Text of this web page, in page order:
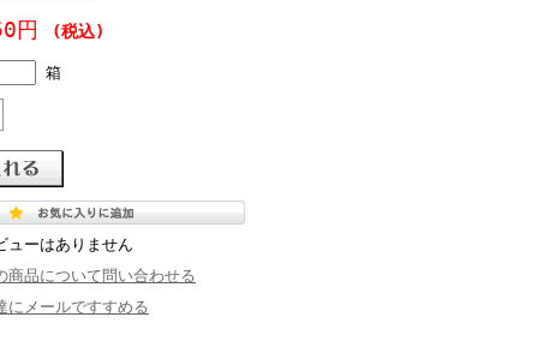
円 (税込)
箱
ューはありません
商品について問い合わせる
にメールですすめる